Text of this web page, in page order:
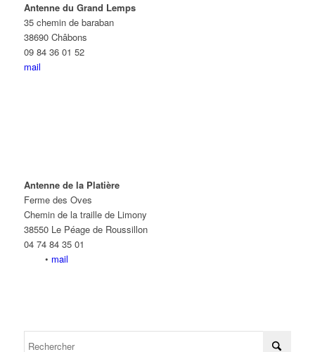
Antenne du Grand Lemps
35 chemin de baraban
38690 Châbons
09 84 36 01 52
mail
Antenne de la Platière
Ferme des Oves
Chemin de la traille de Limony
38550 Le Péage de Roussillon
04 74 84 35 01
• mail